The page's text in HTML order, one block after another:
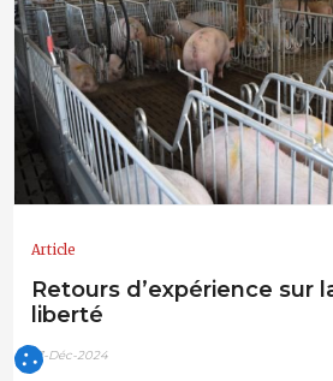
Article
Retours d’expérience sur
liberté
17-Déc-2024